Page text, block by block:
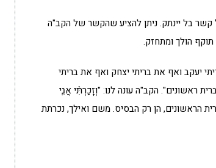
קשר בל יינתק. ניתן להציע שהקשר של הקב"ה
הולך ומתחזק.
יעקב ואף את בריתי יצחק ואף את בריתי
ראשונים". הקב"ה עונה לנו: "וְזָכַרְתִּ֨י אֲנִ֧י
הראשונים, הן רק הבסיס. משם ואילך, נכרתת